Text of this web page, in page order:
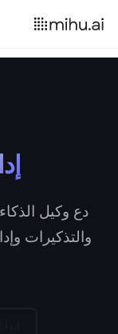
دع وكيل
والتذكيرات